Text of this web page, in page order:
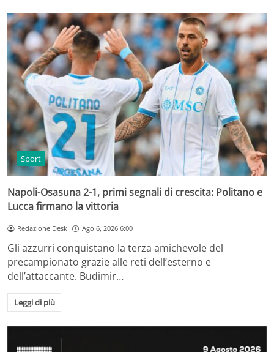
Sport
Napoli-Osasuna 2-1, primi segnali di crescita: Politano e
Lucca firmano la vittoria
Redazione Desk Ago 6, 2026 6:00
Gli azzurri conquistano la terza amichevole del
precampionato grazie alle reti dell’esterno e
dell’attaccante. Budimir…
Leggi di più